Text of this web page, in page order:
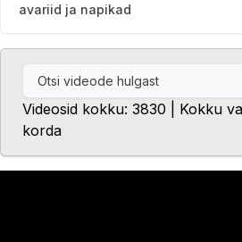
avariid ja napikad
Videosid kokku: 3830 | Kokku
korda